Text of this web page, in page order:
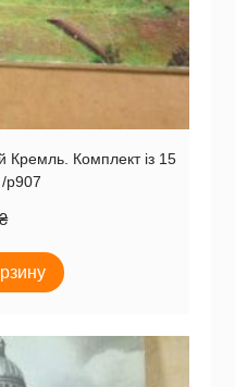
Комплект із 15
/р907
₴